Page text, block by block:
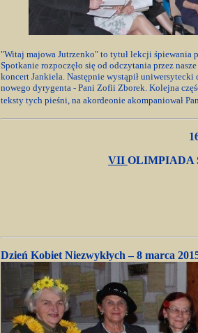
"Witaj majowa Jutrzenko" to tytuł lekcji
Spotkanie rozpoczęło się od odczytania przez
koncert Jankiela. Następnie wystąpił
nowego dyrygenta - Pani Zofii Zborek. Kolejna
teksty tych pieśni, na akordeonie akompaniował
VII OLIMPIADA
Dzień Kobiet Niezwykłych – 8 marca